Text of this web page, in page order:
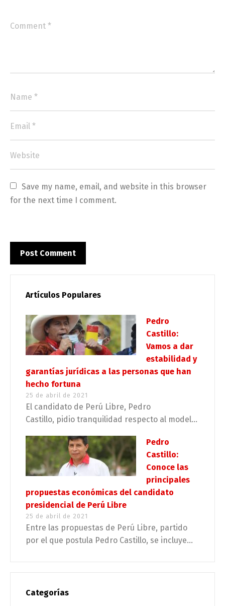
Save my name, email, and website in this browser
for the next time I comment.
Artículos Populares
Pedro
Castillo:
Vamos a dar
estabilidad y
garantías jurídicas a las personas que han
hecho fortuna
25 de abril de 2021
El candidato de Perú Libre, Pedro
Castillo, pidio tranquilidad respecto al model...
Pedro
Castillo:
Conoce las
principales
propuestas económicas del candidato
presidencial de Perú Libre
25 de abril de 2021
Entre las propuestas de Perú Libre, partido
por el que postula Pedro Castillo, se incluye...
Categorías